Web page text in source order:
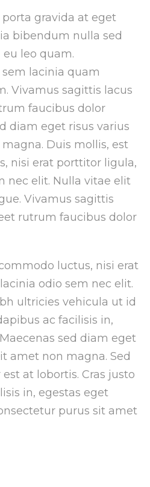
gravida at eget
bibendum nulla sed
leo quam.
lacinia quam
Vivamus sagittis lacus
faucibus dolor
diam eget risus varius
Duis mollis, est
nisi erat porttitor ligula,
nec elit. Nulla vitae elit
Vivamus sagittis
rutrum faucibus dolor
luctus, nisi erat
odio sem nec elit.
ultricies vehicula ut id
ac facilisis in,
sed diam eget
amet non magna. Sed
at lobortis. Cras justo
in, egestas eget
purus sit amet